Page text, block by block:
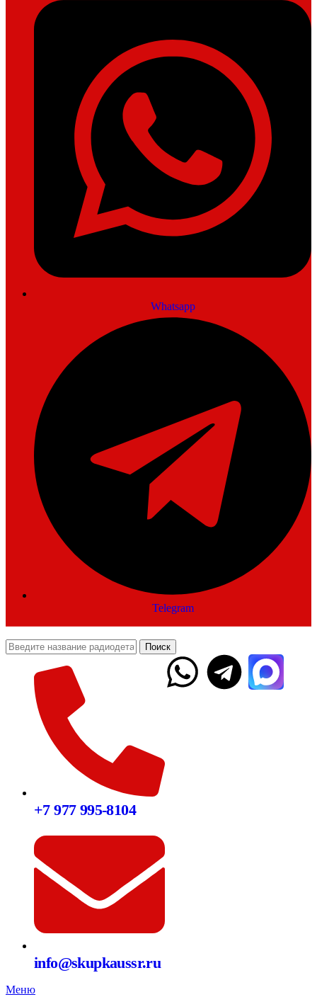
Whatsapp
Telegram
Поиск
+7 977 995-8104
info@skupkaussr.ru
Меню